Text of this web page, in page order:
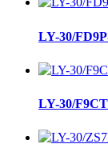
LY-30/
LY-30/